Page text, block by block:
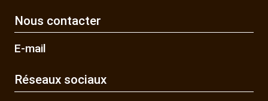
Nous contacter
E-mail
Réseaux sociaux